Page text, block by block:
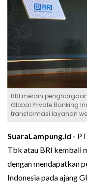
BRI meraih
Global Private Banking
transformasi layanan
SuaraLampung.id -
Tbk atau BRI kembali
dengan mendapatkan
Indonesia pada ajang